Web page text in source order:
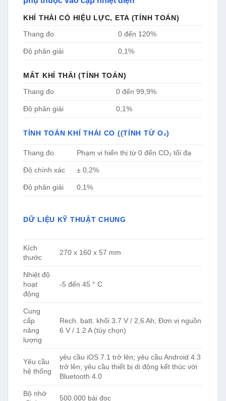
KHÍ THẢI CÓ HIỆU LỰC, ETA (TÍNH TOÁN)
Thang đo
0 đến 120%
Độ phân giải 0,1%
MẤT KHÍ THẢI (TÍNH TOÁN)
Thang đo
0 đến 99,9%
Độ phân giải 0,1%
TÍNH TOÁN KHÍ THẢI CO ((TÍNH TỪ O₂)
Thang đo Phạm vi hiển thị từ 0 đến CO₂ tối đa
Độ chính xác ± 0,2%
Độ phân giải 0,1%
DỮ LIỆU KỸ THUẬT CHUNG
Kích
thước
270 x 160 x 57 mm
Nhiệt độ
hoạt
động
-5 đến 45 ° C
Cung
cấp
năng
lượng
Rech. batt. khối 3.7 V / 2,6 Ah; Đơn vị nguồn
6 V / 1.2 A (tùy chọn)
Yêu cầu
hệ thống
yêu cầu iOS 7.1 trở lên; yêu cầu Android 4.3
trở lên; yêu cầu thiết bị di động kết thúc với
Bluetooth 4.0
Bộ nhớ
500.000 bài đọc